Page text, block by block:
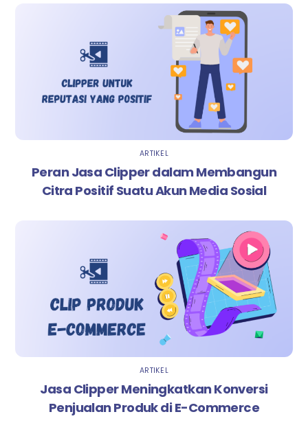
ARTIKEL
Peran Jasa Clipper dalam Membangun
Citra Positif Suatu Akun Media Sosial
ARTIKEL
Jasa Clipper Meningkatkan Konversi
Penjualan Produk di E-Commerce